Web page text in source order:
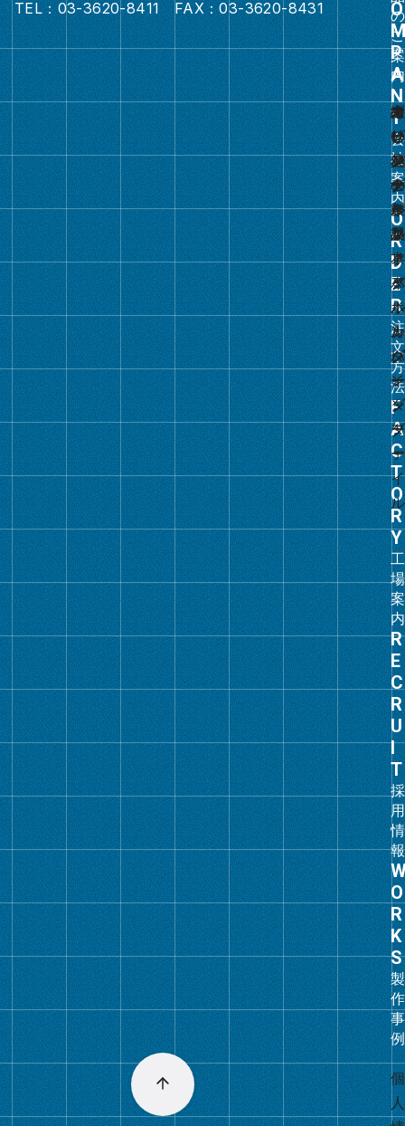
TEL：03-3620-8411 FAX：03-3620-8431
会
社
案
内
ル
ー
プ
リ
ン
ク
注
文
方
法
グ
ル
ー
プ
リ
ン
ク
工
場
案
内
グ
ル
ー
プ
リ
ン
ク
採
用
情
報
グ
ル
ー
プ
リ
ン
ク
製
作
事
例
グ
ル
ー
プ
リ
ン
ク
の
ご
案
内
オ
リ
ジ
ナ
ル
フ
ァ
イ
ル
・
バ
イ
ン
ダ
ー
白
い
フ
ァ
イ
ル
・
バ
イ
ン
ダ
ー
ス
ー
パ
ー
ク
リ
ス
タ
ル
カ
レ
ン
ダ
ー
カ
レ
ン
ダ
ー
製
本
オ
リ
ジ
ナ
ル
ク
リ
ア
ホ
ル
ダ
ー
・
フ
ァ
イ
ル
タ
ビ
メ
モ
リ
そ
の
他
の
製
品
綴
じ
具
個
人